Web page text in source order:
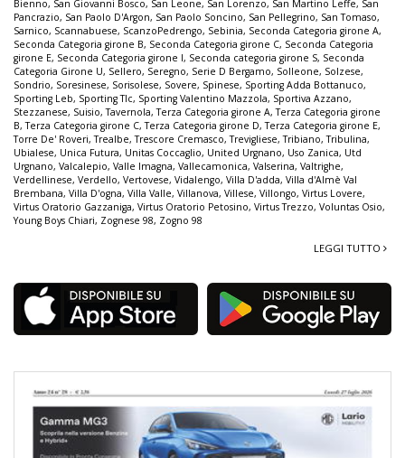
Bienno, San Giovanni Bosco, San Leone, San Lorenzo, San Martino Leffe, San
Pancrazio, San Paolo D'Argon, San Paolo Soncino, San Pellegrino, San Tomaso,
Sarnico, Scannabuese, ScanzoPedrengo, Sebinia, Seconda Categoria girone A,
Seconda Categoria girone B, Seconda Categoria girone C, Seconda Categoria
girone E, Seconda Categoria girone I, Seconda categoria girone S, Seconda
Categoria Girone U, Sellero, Seregno, Serie D Bergamo, Solleone, Solzese,
Sondrio, Soresinese, Sorisolese, Sovere, Spinese, Sporting Adda Bottanuco,
Sporting Leb, Sporting Tlc, Sporting Valentino Mazzola, Sportiva Azzano,
Stezzanese, Suisio,Tavernola,Terza Categoria girone A,Terza Categoria girone
B,Terza Categoria girone C,Terza Categoria girone D,Terza Categoria girone E,
Torre De' Roveri,Trealbe,Trescore Cremasco,Trevigliese,Tribiano,Tribulina,
Ubialese, Unica Futura, Unitas Coccaglio, United Urgnano, Uso Zanica, Utd
Urgnano, Valcalepio, Valle Imagna, Vallecamonica, Valserina, Valtrighe,
Verdellinese, Verdello, Vertovese, Vidalengo, Villa D'adda, Villa d'Almè Val
Brembana, Villa D'ogna, Villa Valle, Villanova, Villese, Villongo, Virtus Lovere,
Virtus Oratorio Gazzaniga, Virtus Oratorio Petosino, Virtus Trezzo, Voluntas Osio,
Young Boys Chiari, Zognese 98, Zogno 98
LEGGI TUTTO